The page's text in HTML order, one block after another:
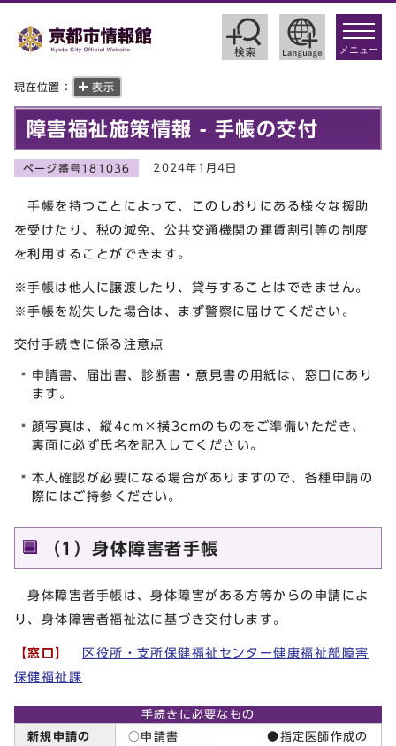
toggle
メニュー
現在位置： 表示
障害福祉施策情報 - 手帳の交付
ページ番号181036 2024年1月4日
手帳を持つことによって、このしおりにある様々な援助
を受けたり、税の減免、公共交通機関の運賃割引等の制度
を利用することができます。
※手帳は他人に譲渡したり、貸与することはできません。
※手帳を紛失した場合は、まず警察に届けてください。
交付手続きに係る注意点
申請書、届出書、診断書・意見書の用紙は、窓口にあり
ます。
顔写真は、縦4cm×横3cmのものをご準備いただき、
裏面に必ず氏名を記入してください。
本人確認が必要になる場合がありますので、各種申請の
際にはご持参ください。
（1）身体障害者手帳
身体障害者手帳は、身体障害がある方等からの申請によ
り、身体障害者福祉法に基づき交付します。
【窓口】
区役所・支所保健福祉センター健康福祉部障害
保健福祉課
手続きに必要なもの
新規申請の
○申請書 ●指定医師作成の